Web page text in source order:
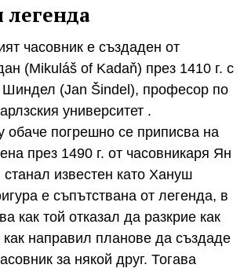
часовник е създаден от
(Mikuláš of Kadaň) през 1410 г. с
(Jan Šindel), професор по
университет .
обаче погрешно се приписва на
през 1490 г. от часовникаря Ян
известен като Хануш
е съпътствана от легенда, в
как той отказал да разкрие как
как направил планове да създаде
за някой друг. Тогава